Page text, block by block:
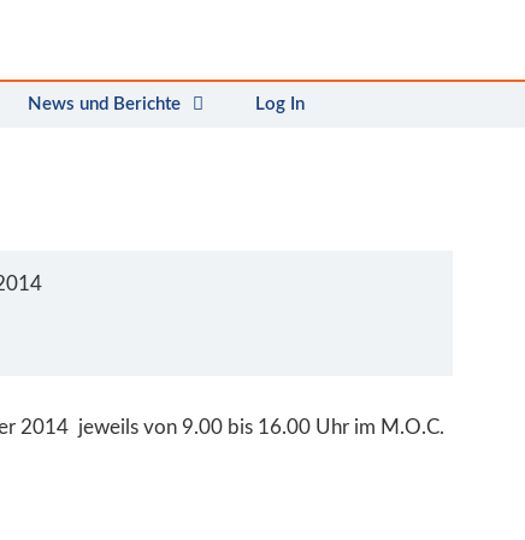
News und Berichte Log In
2014 jeweils von 9.00 bis 16.00 Uhr im M.O.C.